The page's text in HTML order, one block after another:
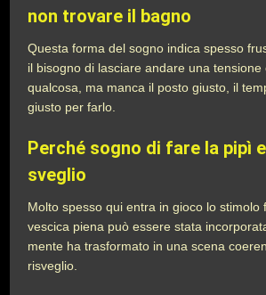
non trovare il bagno
Questa forma del sogno indica spesso
il bisogno di lasciare andare una tensione
qualcosa, ma manca il posto giusto, il
giusto per farlo.
Perché sogno di fare la pipì
sveglio
Molto spesso qui entra in gioco lo stimolo
vescica piena può essere stata
mente ha trasformato in una scena
risveglio.